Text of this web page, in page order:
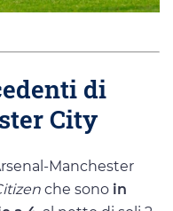
di
City
Manchester
che sono in